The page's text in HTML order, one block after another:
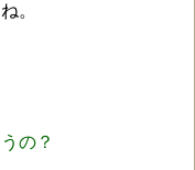
。
の？